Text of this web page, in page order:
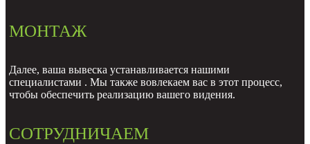
МОНТАЖ
Далее, ваша вывеска устанавливается нашими
специалистами . Мы также вовлекаем вас в этот процесс,
чтобы обеспечить реализацию вашего видения.
СОТРУДНИЧАЕМ